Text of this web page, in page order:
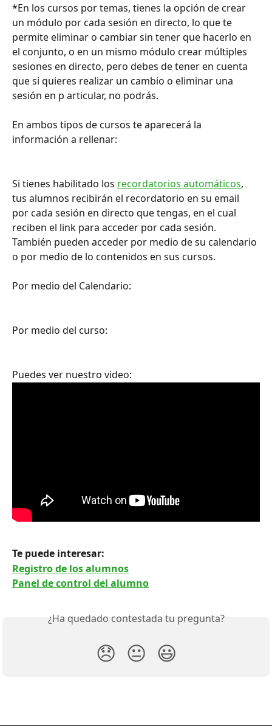
*En los cursos por temas, tienes la opción de crear
un módulo por cada sesión en directo, lo que te
permite eliminar o cambiar sin tener que hacerlo en
el conjunto, o en un mismo módulo crear múltiples
sesiones en directo, pero debes de tener en cuenta
que si quieres realizar un cambio o eliminar una
sesión en p articular, no podrás.
En ambos tipos de cursos te aparecerá la
información a rellenar:
Si tienes habilitado los recordatorios automáticos,
tus alumnos recibirán el recordatorio en su email
por cada sesión en directo que tengas, en el cual
reciben el link para acceder por cada sesión.
También pueden acceder por medio de su calendario
o por medio de lo contenidos en sus cursos.
Por medio del Calendario:
Por medio del curso:
Puedes ver nuestro video:
Te puede interesar:
Registro de los alumnos
Panel de control del alumno
¿Ha quedado contestada tu pregunta?
😞 😐 😃